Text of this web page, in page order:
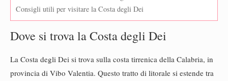
Consigli utili per visitare la Costa degli Dei
Dove si trova la Costa degli Dei
La Costa degli Dei si trova sulla costa tirrenica della Calabria, in
provincia di Vibo Valentia. Questo tratto di litorale si estende tra